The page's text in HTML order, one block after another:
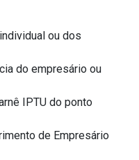
ou dos
do empresário ou
IPTU do ponto
de Empresário